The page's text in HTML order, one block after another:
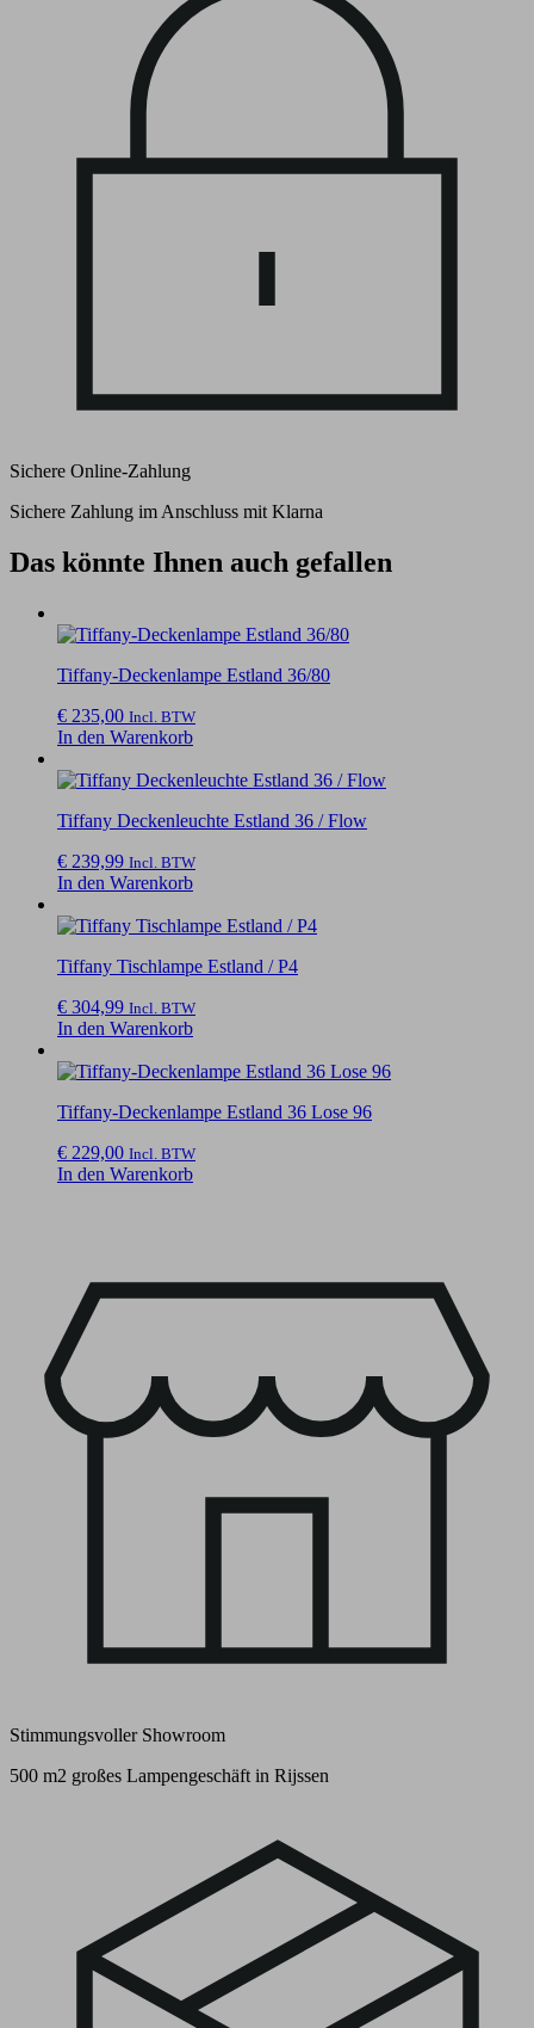
Sichere Online-Zahlung
Sichere Zahlung im Anschluss mit Klarna
Das könnte Ihnen auch gefallen
Tiffany-Deckenlampe Estland 36/80
€ 235,00 Incl. BTW
In den Warenkorb
Tiffany Deckenleuchte Estland 36 / Flow
€ 239,99 Incl. BTW
In den Warenkorb
Tiffany Tischlampe Estland / P4
€ 304,99 Incl. BTW
In den Warenkorb
Tiffany-Deckenlampe Estland 36 Lose 96
€ 229,00 Incl. BTW
In den Warenkorb
Stimmungsvoller Showroom
500 m2 großes Lampengeschäft in Rijssen